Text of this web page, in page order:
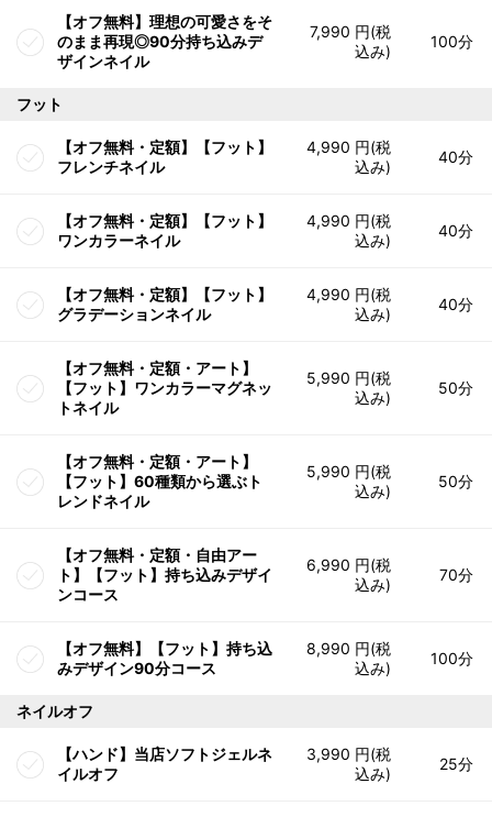
【オフ無料】理想の可愛さをそ
のまま再現◎90分持ち込みデ
ザインネイル
7,990 円(税
込み)
100分
フット
【オフ無料・定額】【フット】
フレンチネイル
4,990 円(税
込み)
40分
【オフ無料・定額】【フット】
ワンカラーネイル
4,990 円(税
込み)
40分
【オフ無料・定額】【フット】
グラデーションネイル
4,990 円(税
込み)
40分
【オフ無料・定額・アート】
【フット】ワンカラーマグネッ
トネイル
5,990 円(税
込み)
50分
【オフ無料・定額・アート】
【フット】60種類から選ぶト
レンドネイル
5,990 円(税
込み)
50分
【オフ無料・定額・自由アー
ト】【フット】持ち込みデザイ
ンコース
6,990 円(税
込み)
70分
【オフ無料】【フット】持ち込
みデザイン90分コース
8,990 円(税
込み)
100分
ネイルオフ
【ハンド】当店ソフトジェルネ
イルオフ
3,990 円(税
込み)
25分